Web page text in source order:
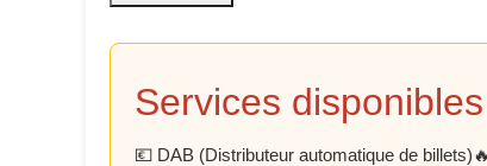
Services
💶 DAB (Distributeur automatique de billets)